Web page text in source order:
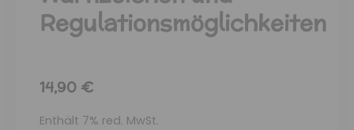
Regulationsmöglichkeiten
14,90 €
Enthält 7% red. MwSt.